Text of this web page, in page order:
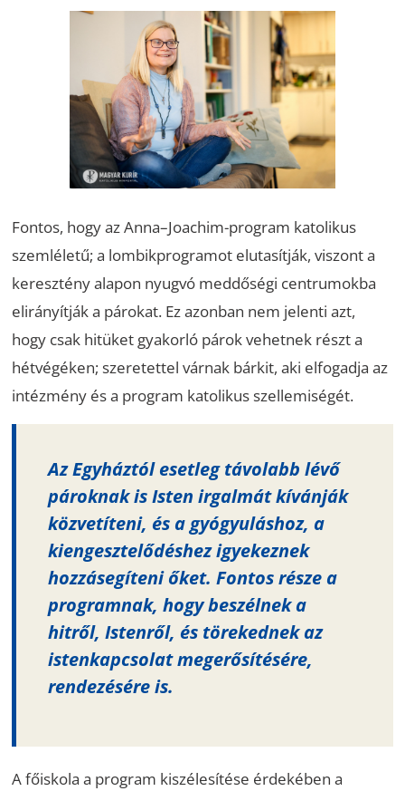
Fontos, hogy az Anna–Joachim-program katolikus
szemléletű; a lombikprogramot elutasítják, viszont a
keresztény alapon nyugvó meddőségi centrumokba
elirányítják a párokat. Ez azonban nem jelenti azt,
hogy csak hitüket gyakorló párok vehetnek részt a
hétvégéken; szeretettel várnak bárkit, aki elfogadja az
intézmény és a program katolikus szellemiségét.
Az Egyháztól esetleg távolabb lévő
pároknak is Isten irgalmát kívánják
közvetíteni, és a gyógyuláshoz, a
kiengesztelődéshez igyekeznek
hozzásegíteni őket. Fontos része a
programnak, hogy beszélnek a
hitről, Istenről, és törekednek az
istenkapcsolat megerősítésére,
rendezésére is.
A főiskola a program kiszélesítése érdekében a